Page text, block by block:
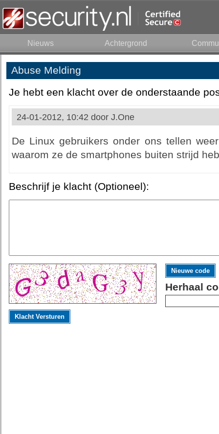
Nieuws Achtergrond
Abuse Melding
Je hebt een klacht over de onderstaande
24-01-2012, 10:42 door J.One
De Linux gebruikers onder ons tellen
waarom ze de smartphones buiten strijd
Beschrijf je klacht (Optioneel):
Nieuwe code
Herhaal
Klacht Versturen